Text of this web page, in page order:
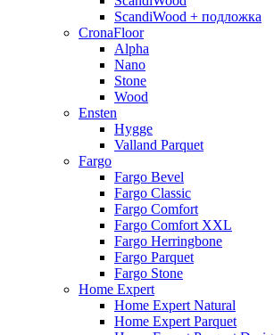
ScandiWood + подложка
CronaFloor
Alpha
Nano
Stone
Wood
Ensten
Hygge
Valland Parquet
Fargo
Fargo Bevel
Fargo Classic
Fargo Comfort
Fargo Comfort XXL
Fargo Herringbone
Fargo Parquet
Fargo Stone
Home Expert
Home Expert Natural
Home Expert Parquet